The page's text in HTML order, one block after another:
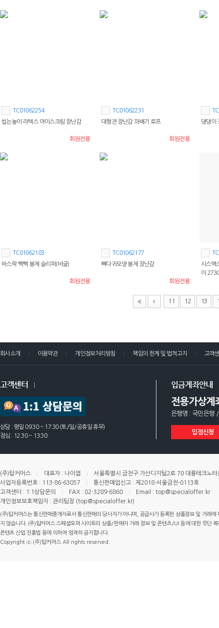
TC01062254
씹는놀이 라텍스 아이스크림 장난감
회원전용
TC01062231
대형견 장난감 꽈배기 로프
회원전용
댕댕이
TC01062183
바스락 삑삑 봉제 슬리퍼(비글)
회원전용
TC01062177
뼈다귀모양 봉제 장난감
회원전용
시스맥
이
11 12 13
회사소개 이용약관 개인정보처리방침 책임의 한계 및 법적고지 고객
고객센터
상담 : 평일 09:30 ~ 17:30 (토/일/공휴일 휴무)
점심 : 12:30 ~ 13:30
입금계좌안내
전용가상계
은행명 : 국민은행
입점신청
(주)탑커머스 대표자 : 나이엽
서울특별시 금천구 가산디지털2로 70 대륭테크노
사업자등록번호 : 113-86-63057
통신판매업신고 : 제2018-서울금천-0113호
고객센터 : 1:1상담문의
FAX : 02-3289-6860
Email : top@specialoffer.kr
개인정보보호책임자 : 관리팀장 (top@specialoffer.kr)
(주)탑커머스는 통신판매중개자로서 통신판매의 당사자가 아니며, 공급사가 등록한 상품정보 및 거래
지 않습니다. (주)탑커머스 스페셜오퍼 사이트의 상품/판매자 거래 정보 및 콘텐츠/UI 등에 대한 무단
콘텐츠 산업 진흥법 등에 의하여 엄격히 금지합니다.
Copyright ⓒ (주)탑커머스 All rights reserved.